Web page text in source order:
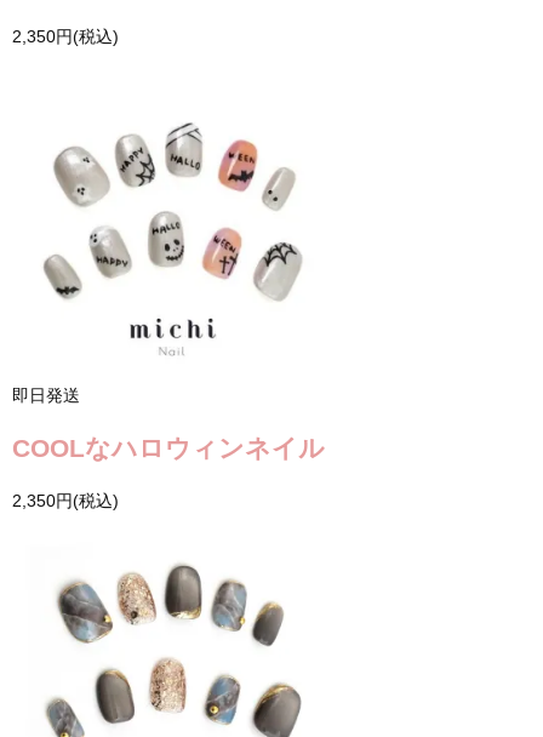
2,350円(税込)
即日発送
COOLなハロウィンネイル
2,350円(税込)